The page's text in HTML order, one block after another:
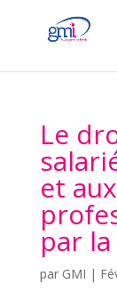
Le
et
par la
par GMI |